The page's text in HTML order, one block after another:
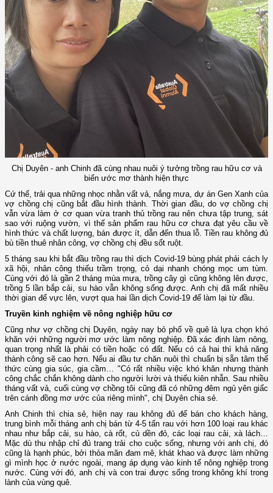
Chị Duyên - anh Chinh đã cùng nhau nuôi ý tưởng trồng rau hữu cơ và
biến ước mơ thành hiện thực
Cứ thế, trải qua những nhọc nhằn vất vả, nắng mưa, dự án Gen Xanh của
vợ chồng chị cũng bắt đầu hình thành. Thời gian đầu, do vợ chồng chị
vẫn vừa làm ở cơ quan vừa tranh thủ trồng rau nên chưa tập trung, sát
sao với ruộng vườn, vì thế sản phẩm rau hữu cơ chưa đạt yêu cầu về
hình thức và chất lượng, bán được ít, dẫn đến thua lỗ. Tiền rau không đủ
bù tiền thuê nhân công, vợ chồng chị đều sốt ruột.
5 tháng sau khi bắt đầu trồng rau thì dịch Covid-19 bùng phát phải cách ly
xã hội, nhân công thiếu trầm trọng, cỏ dại nhanh chóng mọc um tùm.
Cùng với đó là gần 2 tháng mùa mưa, trồng cây gì cũng không lên được,
trồng 5 lần bắp cải, su hào vẫn không sống được. Anh chị đã mất nhiều
thời gian để vực lên, vượt qua hai lần dịch Covid-19 để làm lại từ đầu.
Truyền kinh nghiệm về nông nghiệp hữu cơ
Cũng như vợ chồng chị Duyên, ngày nay bỏ phố về quê là lựa chọn khó
khăn với những người mơ ước làm nông nghiệp. Đã xác định làm nông,
quan trọng nhất là phải có tiền hoặc có đất. Nếu có cả hai thì khả năng
thành công sẽ cao hơn. Nếu ai đầu tư chăn nuôi thì chuẩn bị sẵn tâm thế
thức cùng gia súc, gia cầm… "Có rất nhiều việc khó khăn nhưng thành
công chắc chắn không dành cho người lười và thiếu kiên nhẫn. Sau nhiều
tháng vất vả, cuối cùng vợ chồng tôi cũng đã có những đêm ngủ yên giấc
trên cánh đồng mơ ước của riêng mình", chị Duyên chia sẻ.
Anh Chinh thì chia sẻ, hiện nay rau không đủ để bán cho khách hàng,
trung bình mỗi tháng anh chị bán từ 4-5 tấn rau với hơn 100 loại rau khác
nhau như bắp cải, su hào, cà rốt, củ dền đỏ, các loại rau cải, xà lách…
Mặc dù thu nhập chỉ đủ trang trải cho cuộc sống, nhưng với anh chị, đó
cũng là hạnh phúc, bởi thỏa mãn đam mê, khát khao và được làm những
gì mình học ở nước ngoài, mang áp dụng vào kinh tế nông nghiệp trong
nước. Cùng với đó, anh chị và con trai được sống trong không khí trong
lành của vùng quê.